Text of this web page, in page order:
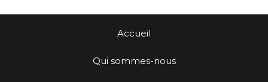
Accueil
Qui sommes-nous